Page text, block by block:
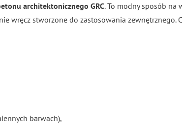
architektonicznego GRC. To modny sposób na
wręcz stworzone do zastosowania zewnętrznego.
barwach),